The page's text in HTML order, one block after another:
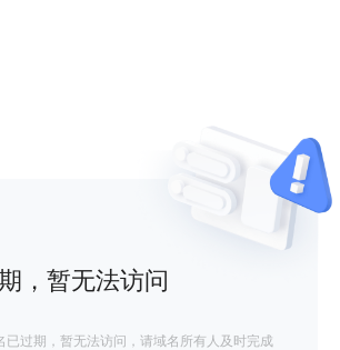
，暂无法访问
已过期，暂无法访问，请域名所有人及时完成